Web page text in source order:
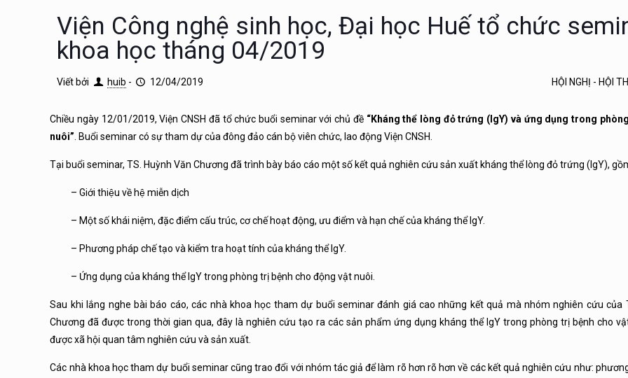
Viện Công nghệ sinh học, Đại học Huế tổ chức
khoa học tháng 04/2019
Viết bởi huib - 12/04/2019 HỘI NGHỊ - HỘI
Chiều ngày 12/01/2019, Viện CNSH đã tổ chức buổi seminar với chủ đề “Kháng thể lòng đỏ trứng (IgY) và ứng dụng trong
nuôi” . Buổi seminar có sự tham dự của đông đảo cán bộ viên chức, lao động Viện CNSH.
Tại buổi seminar, TS. Huỳnh Văn Chương đã trình bày báo cáo một số kết quả nghiên cứu sản xuất kháng thể lòng đỏ trứng (IgY),
– Giới thiệu về hệ miễn dịch
– Một số khái niệm, đặc điểm cấu trúc, cơ chế hoạt động, ưu điểm và hạn chế của kháng thể IgY.
– Phương pháp chế tạo và kiểm tra hoạt tính của kháng thể IgY.
– Ứng dụng của kháng thể IgY trong phòng trị bệnh cho động vật nuôi.
Sau khi lắng nghe bài báo cáo, các nhà khoa học tham dự buổi seminar đánh giá cao những kết quả mà nhóm nghiên cứu của
Chương đã được trong thời gian qua, đây là nghiên cứu tạo ra các sản phẩm ứng dụng kháng thể IgY trong phòng trị bệnh cho
được xã hội quan tâm nghiên cứu và sản xuất.
Các nhà khoa học tham dự buổi seminar cũng trao đổi với nhóm tác giả để làm rõ hơn rõ hơn về các kết quả nghiên cứu như: